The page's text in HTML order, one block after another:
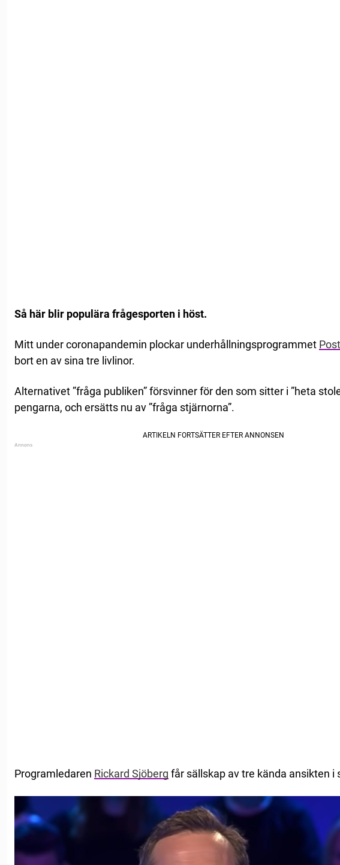
Så här blir populära frågesporten i höst.
Mitt under coronapandemin plockar underhållningsprogrammet
bort en av sina tre livlinor.
Alternativet ”fråga publiken” försvinner för den som sitter i ”heta
pengarna, och ersätts nu av ”fråga stjärnorna”.
Programledaren Rickard Sjöberg får sällskap av tre kända ansikten i